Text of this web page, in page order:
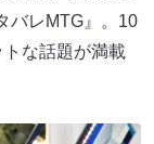
バレMTG』。10
な話題が満載